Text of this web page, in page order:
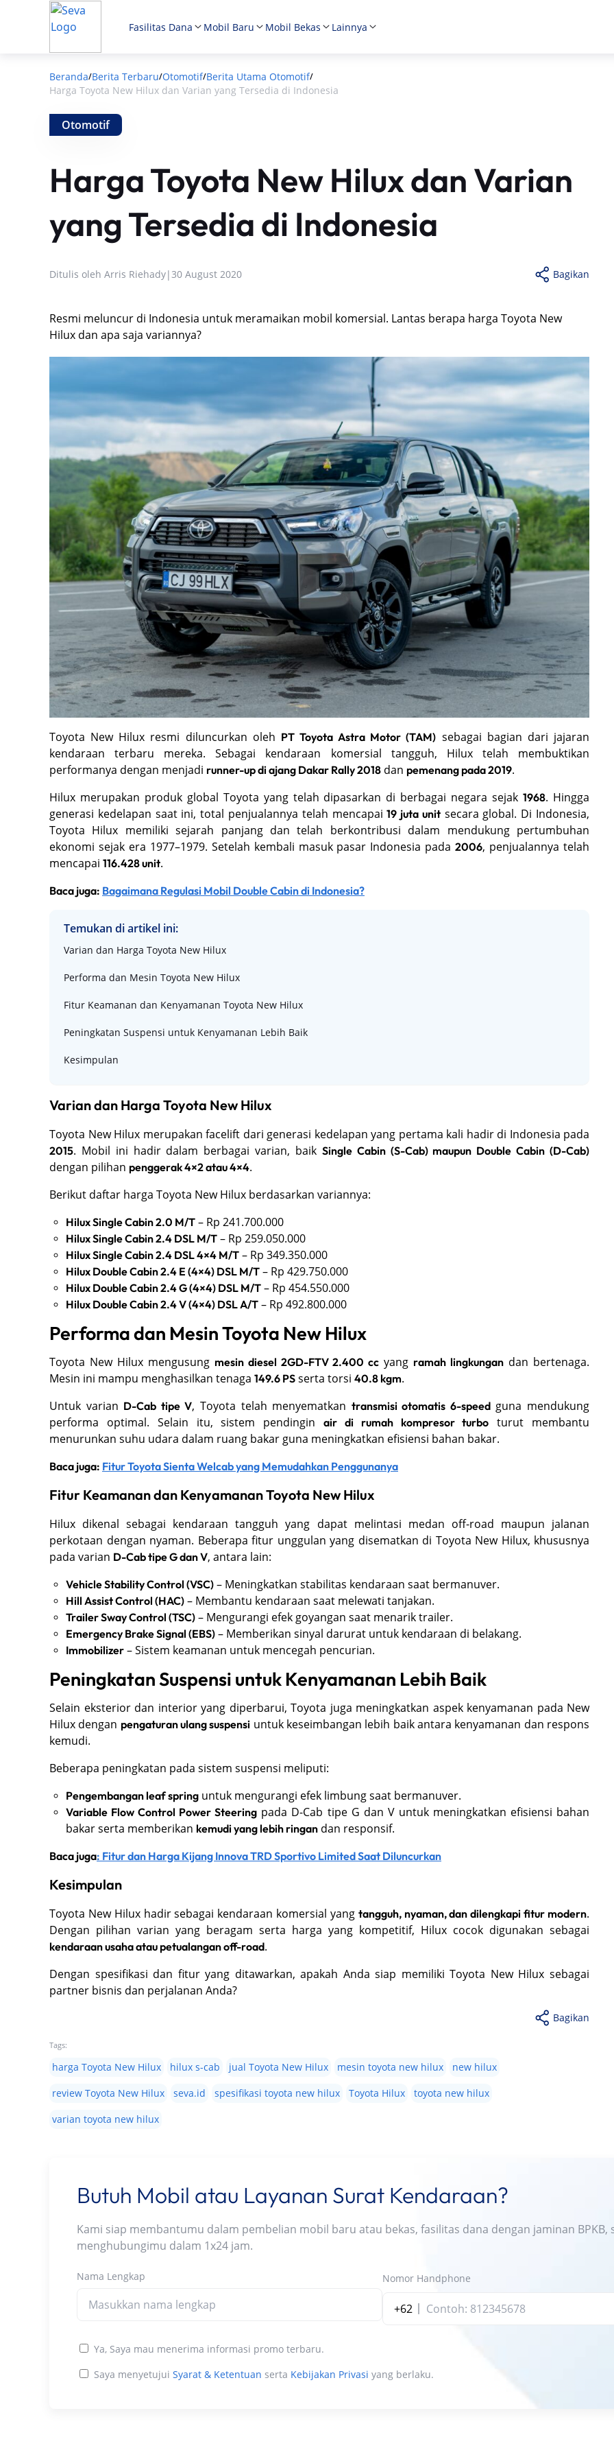
Fasilitas Dana Mobil Baru Mobil Bekas Lainnya
Beranda/Berita Terbaru/Otomotif/Berita Utama Otomotif/
Harga Toyota New Hilux dan Varian yang Tersedia di Indonesia
Otomotif
Harga Toyota New Hilux dan Varian
yang Tersedia di Indonesia
Ditulis oleh Arris Riehady|30 August 2020 Bagikan
Resmi meluncur di Indonesia untuk meramaikan mobil komersial. Lantas berapa harga Toyota New
Hilux dan apa saja variannya?
Toyota New Hilux resmi diluncurkan oleh PT Toyota Astra Motor (TAM) sebagai bagian dari jajaran
kendaraan terbaru mereka. Sebagai kendaraan komersial tangguh, Hilux telah membuktikan
performanya dengan menjadi runner-up di ajang Dakar Rally 2018 dan pemenang pada 2019.
Hilux merupakan produk global Toyota yang telah dipasarkan di berbagai negara sejak1968. Hingga
generasi kedelapan saat ini, total penjualannya telah mencapai19 juta unitsecara global. Di Indonesia,
Toyota Hilux memiliki sejarah panjang dan telah berkontribusi dalam mendukung pertumbuhan
ekonomi sejak era 1977–1979. Setelah kembali masuk pasar Indonesia pada2006, penjualannya telah
mencapai 116.428 unit.
Baca juga: Bagaimana Regulasi Mobil Double Cabin di Indonesia?
Temukan di artikel ini:
Varian dan Harga Toyota New Hilux
Performa dan Mesin Toyota New Hilux
Fitur Keamanan dan Kenyamanan Toyota New Hilux
Peningkatan Suspensi untuk Kenyamanan Lebih Baik
Kesimpulan
Varian dan Harga Toyota New Hilux
Toyota New Hilux merupakan facelift dari generasi kedelapan yang pertama kali hadir di Indonesia pada
2015. Mobil ini hadir dalam berbagai varian, baik Single Cabin (S-Cab) maupun Double Cabin (D-Cab)
dengan pilihan penggerak 4×2 atau 4×4.
Berikut daftar harga Toyota New Hilux berdasarkan variannya:
Hilux Single Cabin 2.0 M/T – Rp 241.700.000
Hilux Single Cabin 2.4 DSL M/T – Rp 259.050.000
Hilux Single Cabin 2.4 DSL 4×4 M/T – Rp 349.350.000
Hilux Double Cabin 2.4 E (4×4) DSL M/T – Rp 429.750.000
Hilux Double Cabin 2.4 G (4×4) DSL M/T – Rp 454.550.000
Hilux Double Cabin 2.4 V (4×4) DSL A/T – Rp 492.800.000
Performa dan Mesin Toyota New Hilux
Toyota New Hilux mengusung mesin diesel 2GD-FTV 2.400 cc yang ramah lingkungan dan bertenaga.
Mesin ini mampu menghasilkan tenaga 149.6 PS serta torsi 40.8 kgm.
Untuk varian D-Cab tipe V, Toyota telah menyematkan transmisi otomatis 6-speedguna mendukung
performa optimal. Selain itu, sistem pendingin air di rumah kompresor turbo turut membantu
menurunkan suhu udara dalam ruang bakar guna meningkatkan efisiensi bahan bakar.
Baca juga: Fitur Toyota Sienta Welcab yang Memudahkan Penggunanya
Fitur Keamanan dan Kenyamanan Toyota New Hilux
Hilux dikenal sebagai kendaraan tangguh yang dapat melintasi medan off-road maupun jalanan
perkotaan dengan nyaman. Beberapa fitur unggulan yang disematkan di Toyota New Hilux, khususnya
pada varian D-Cab tipe G dan V, antara lain:
Vehicle Stability Control (VSC) – Meningkatkan stabilitas kendaraan saat bermanuver.
Hill Assist Control (HAC) – Membantu kendaraan saat melewati tanjakan.
Trailer Sway Control (TSC) – Mengurangi efek goyangan saat menarik trailer.
Emergency Brake Signal (EBS) – Memberikan sinyal darurat untuk kendaraan di belakang.
Immobilizer – Sistem keamanan untuk mencegah pencurian.
Peningkatan Suspensi untuk Kenyamanan Lebih Baik
Selain eksterior dan interior yang diperbarui, Toyota juga meningkatkan aspek kenyamanan pada New
Hilux dengan pengaturan ulang suspensi untuk keseimbangan lebih baik antara kenyamanan dan respons
kemudi.
Beberapa peningkatan pada sistem suspensi meliputi:
Pengembangan leaf spring untuk mengurangi efek limbung saat bermanuver.
Variable Flow Control Power Steering pada D-Cab tipe G dan V untuk meningkatkan efisiensi bahan
bakar serta memberikan kemudi yang lebih ringan dan responsif.
Baca juga: Fitur dan Harga Kijang Innova TRD Sportivo Limited Saat Diluncurkan
Kesimpulan
Toyota New Hilux hadir sebagai kendaraan komersial yang tangguh, nyaman, dan dilengkapi fitur modern.
Dengan pilihan varian yang beragam serta harga yang kompetitif, Hilux cocok digunakan sebagai
kendaraan usaha atau petualangan off-road.
Dengan spesifikasi dan fitur yang ditawarkan, apakah Anda siap memiliki Toyota New Hilux sebagai
partner bisnis dan perjalanan Anda?
Bagikan
Tags:
harga Toyota New Hilux hilux s-cab jual Toyota New Hilux mesin toyota new hilux
new hilux
review Toyota New Hilux
seva.id spesifikasi toyota new hilux Toyota Hilux
toyota new hilux
varian toyota new hilux
Butuh Mobil atau Layanan Surat Kendaraan?
Kami siap membantumu dalam pembelian mobil baru atau bekas, fasilitas dana dengan jaminan
menghubungimu dalam 1x24 jam.
Nama Lengkap Nomor Handphone
+62
Ya, Saya mau menerima informasi promo terbaru.
Saya menyetujui Syarat & Ketentuan serta Kebijakan Privasi yang berlaku.